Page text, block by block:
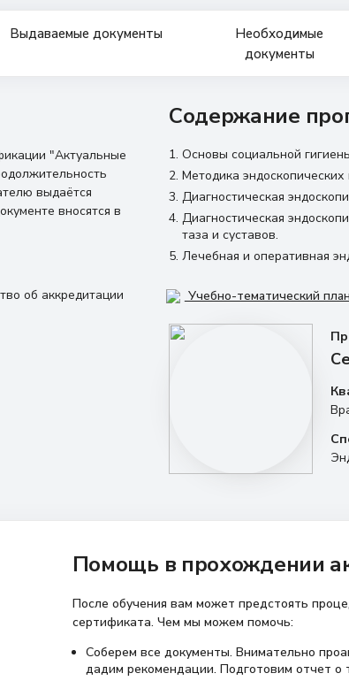
Выдаваемые документы
Необходимые
документы
"Актуальные
выдаётся
вносятся в
об аккредитации
Содержание
Основы социальной
Методика эндоскопических
Диагностическая
Диагностическая
таза и суставов.
Лечебная и оперативная
Учебно-тематический
Помощь в прохождении
После обучения вам может предстоять
сертификата. Чем мы можем помочь:
Соберем все документы. Внимательно
дадим рекомендации. Подготовим отчет о